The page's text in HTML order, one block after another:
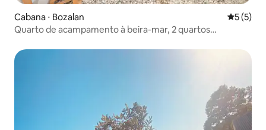
Cabana ⋅ Bozalan 5 de
5 (5)
Quarto de acampamento à beira-mar, 2 quartos